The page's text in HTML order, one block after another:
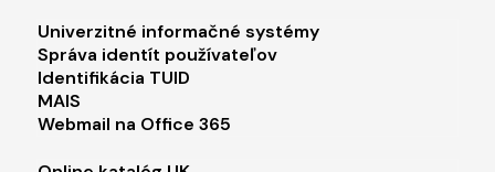
Footer menu 1
Univerzitné informačné systémy
Správa identít používateľov
Identifikácia TUID
MAIS
Webmail na Office 365